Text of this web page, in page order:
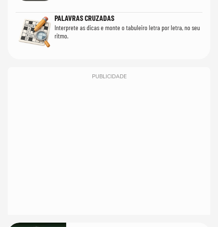
PALAVRAS CRUZADAS
Interprete as dicas e monte o tabuleiro letra por letra, no seu
ritmo.
PUBLICIDADE